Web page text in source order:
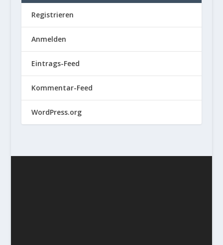
Registrieren
Anmelden
Eintrags-Feed
Kommentar-Feed
WordPress.org